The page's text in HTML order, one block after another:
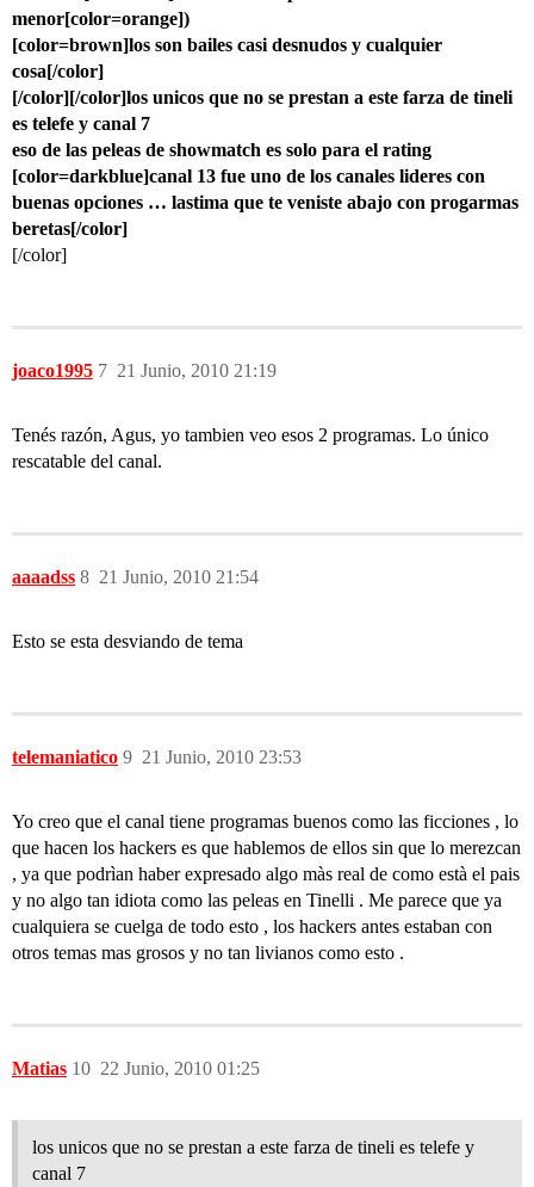
menor[color=orange])
[color=brown]los son bailes casi desnudos y cualquier
cosa[/color]
[/color][/color]los unicos que no se prestan a este farza de tineli
es telefe y canal 7
eso de las peleas de showmatch es solo para el rating
[color=darkblue]canal 13 fue uno de los canales lideres con
buenas opciones … lastima que te veniste abajo con progarmas
beretas[/color]
[/color]
joaco1995 21 Junio, 2010 21:19
7
Tenés razón, Agus, yo tambien veo esos 2 programas. Lo único
rescatable del canal.
aaaadss 21 Junio, 2010 21:54
8
Esto se esta desviando de tema
telemaniatico 21 Junio, 2010 23:53
9
Yo creo que el canal tiene programas buenos como las ficciones , lo
que hacen los hackers es que hablemos de ellos sin que lo merezcan
, ya que podrìan haber expresado algo màs real de como està el pais
y no algo tan idiota como las peleas en Tinelli . Me parece que ya
cualquiera se cuelga de todo esto , los hackers antes estaban con
otros temas mas grosos y no tan livianos como esto .
Matias 22 Junio, 2010 01:25
10
los unicos que no se prestan a este farza de tineli es telefe y
canal 7